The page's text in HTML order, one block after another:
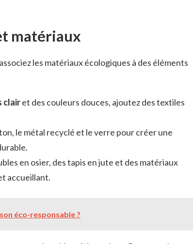
matériaux
les matériaux écologiques à des éléments
clairet des couleurs douces, ajoutez des textiles
le métal recyclé et le verre pour créer une
en osier, des tapis en jute et des matériaux
accueillant.
éco-responsable ?